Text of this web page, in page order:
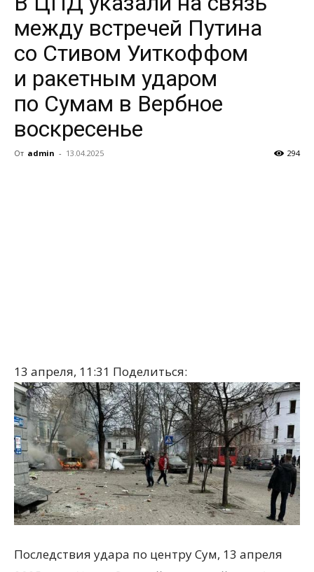
между встречей Путина
со Стивом Уиткоффом
и ракетным ударом
по Сумам в Вербное
воскресенье
От admin - 13.04.2025 294
13 апреля, 11:31 Поделиться:
Последствия удара по центру Сум, 13 апреля